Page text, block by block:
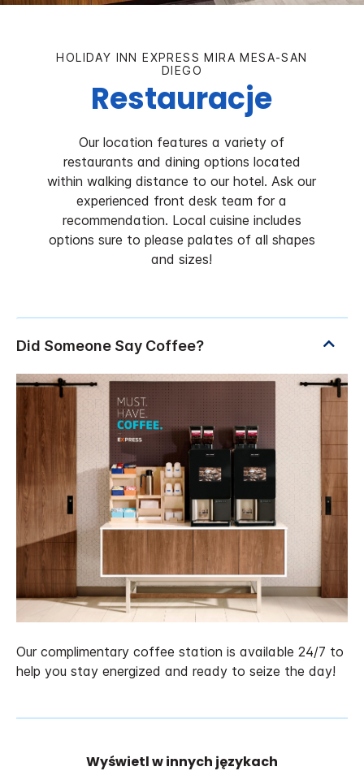
HOLIDAY INN EXPRESS MIRA MESA-SAN
DIEGO
Restauracje
Our location features a variety of
restaurants and dining options located
within walking distance to our hotel. Ask our
experienced front desk team for a
recommendation. Local cuisine includes
options sure to please palates of all shapes
and sizes!
Our complimentary coffee station is available 24/7 to
help you stay energized and ready to seize the day!
Wyświetl w innych językach